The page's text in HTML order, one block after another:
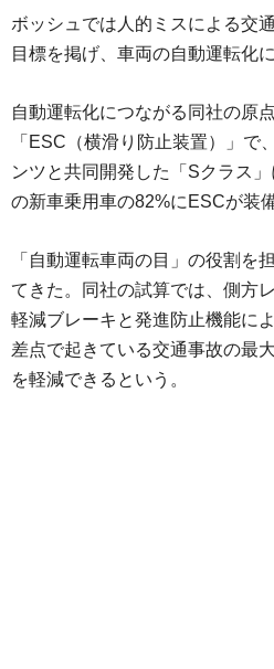
ボッシュでは人的ミスによる交
目標を掲げ、車両の自動運転化
自動運転化につながる同社の原
「ESC（横滑り防止装置）」で
ンツと共同開発した「Sクラス
の新車乗用車の82%にESCが装
「自動運転車両の目」の役割を
てきた。同社の試算では、側方
軽減ブレーキと発進防止機能に
差点で起きている交通事故の最
を軽減できるという。